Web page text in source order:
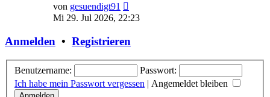
von gesuendigt91
Beitrag
Mi 29. Jul 2026, 22:23
Anmelden • Registrieren
Benutzername:
Passwort:
Ich habe mein Passwort vergessen | Angemeldet bleiben